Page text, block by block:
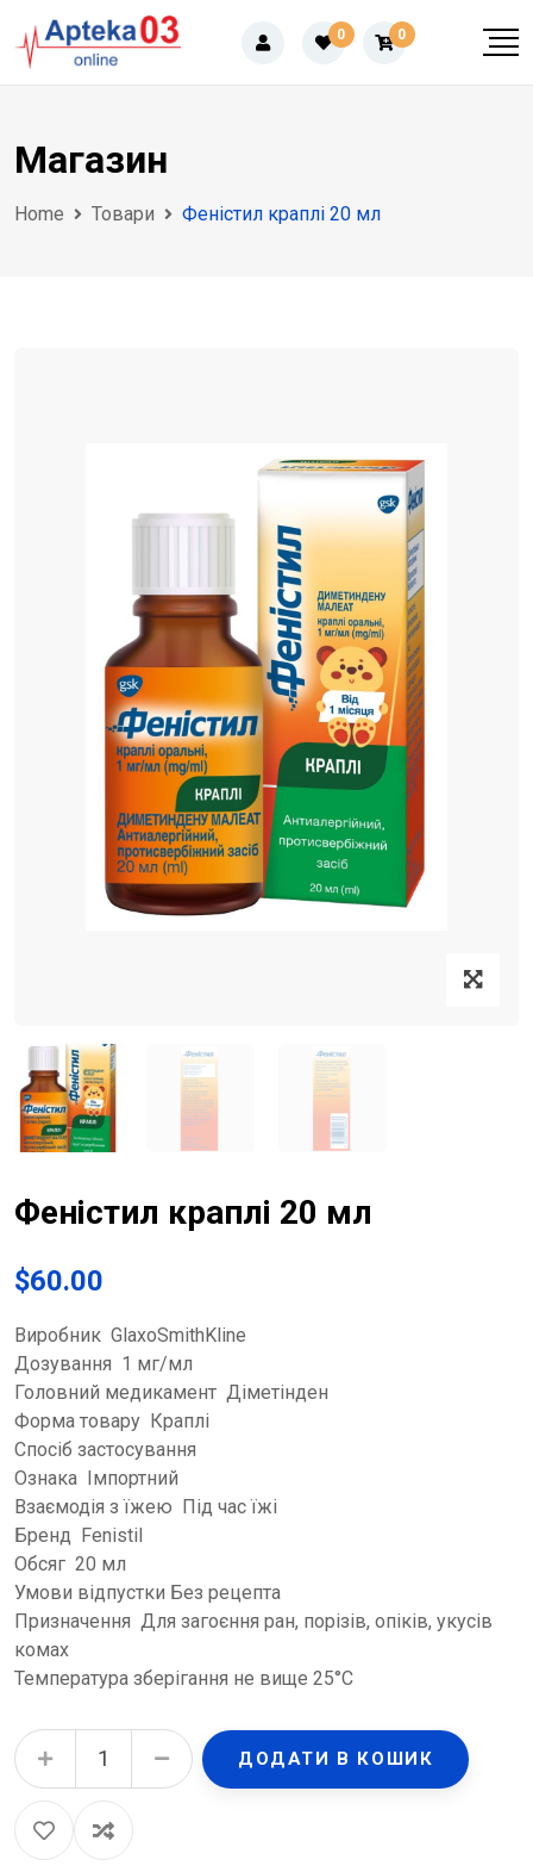
to
content
0 0
Магазин
Home Товари Феністил краплі 20 мл
Феністил краплі 20 мл
$60.00
Виробник GlaxoSmithKline
Дозування 1 мг/мл
Головний медикамент Діметінден
Форма товару Краплі
Спосіб застосування
Ознака Імпортний
Взаємодія з їжею Під час їжі
Бренд Fenistil
Обсяг 20 мл
Умови відпустки Без рецепта
Призначення Для загоєння ран, порізів, опіків, укусів
комах
Температура зберігання не вище 25°C
Феністил краплі 20 мл quantity
ДОДАТИ В КОШИК